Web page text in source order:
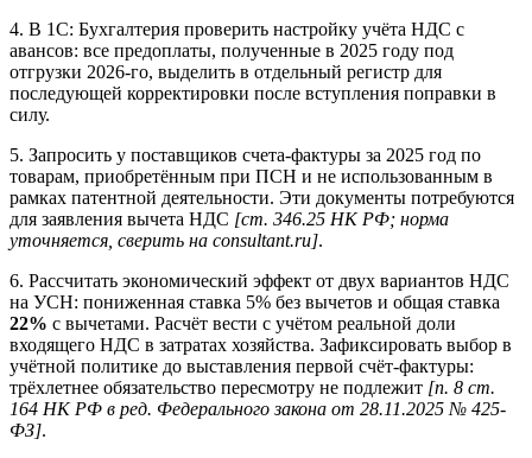
4. В 1С: Бухгалтерия проверить настройку учёта НДС с
авансов: все предоплаты, полученные в 2025 году под
отгрузки 2026-го, выделить в отдельный регистр для
последующей корректировки после вступления поправки в
силу.
5. Запросить у поставщиков счета-фактуры за 2025 год по
товарам, приобретённым при ПСН и не использованным в
рамках патентной деятельности. Эти документы потребуются
для заявления вычета НДС [ст. 346.25 НК РФ; норма
уточняется, сверить на consultant.ru].
6. Рассчитать экономический эффект от двух вариантов НДС
на УСН: пониженная ставка 5% без вычетов и общая ставка
22% с вычетами. Расчёт вести с учётом реальной доли
входящего НДС в затратах хозяйства. Зафиксировать выбор в
учётной политике до выставления первой счёт-фактуры:
трёхлетнее обязательство пересмотру не подлежит [п. 8 ст.
164 НК РФ в ред. Федерального закона от 28.11.2025 № 425-
ФЗ].